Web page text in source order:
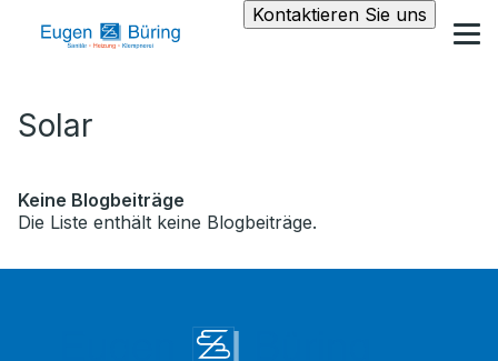
Kontaktieren Sie uns
Solar
Keine Blogbeiträge
Die Liste enthält keine Blogbeiträge.